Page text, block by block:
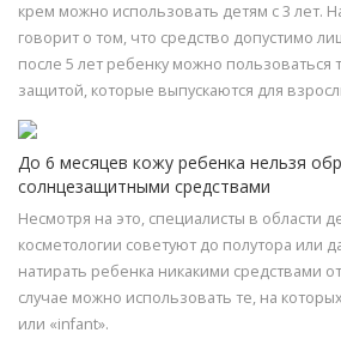
крем можно использовать детям с 3 лет.
говорит о том, что средство допустимо
после 5 лет ребенку можно пользоваться
защитой, которые выпускаются для
До 6 месяцев кожу ребенка нельзя
солнцезащитными средствами
Несмотря на это, специалисты в области
косметологии советуют до полутора или
натирать ребенка никакими средствами
случае можно использовать те, на
или «infant».